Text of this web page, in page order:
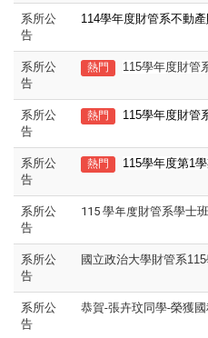
系所公
告
114學年度財管系不動
系所公
告
熱門 115學年度財管
系所公
告
熱門 115學年度財管
系所公
告
熱門 115學年度第1
系所公
告
115 學年度財管系學士
系所公
告
國立政治大學財管系
系所公
告
恭賀-張卉玟同學-榮獲